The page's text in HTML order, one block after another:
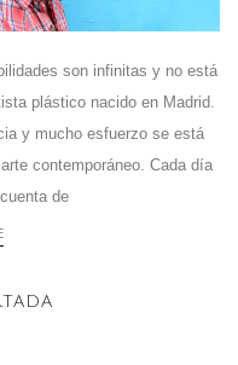
son infinitas y no está
plástico nacido en Madrid.
y mucho esfuerzo se está
contemporáneo. Cada día
de